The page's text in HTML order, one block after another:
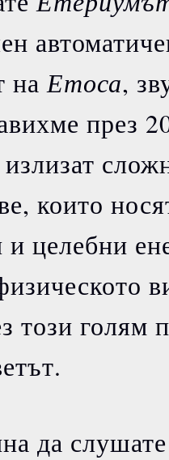
наЕтоса,
през
излизат
които
целебни
този голям
да слушате